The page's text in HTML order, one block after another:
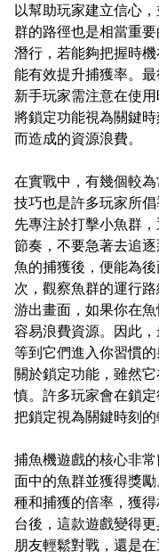
以幫助玩家建立信心
群的路徑也是相當重
潛行，若能夠把握時
能有效提升捕獲率。
新手玩家需注意在使
將鎖定功能視為關鍵
而造成的資源浪費。
在實戰中，有幾個較
技巧也是許多玩家所
先專注於打擊小魚群
節奏，不要急著去追
魚的捕獲後，便能為
次，觀察魚群的運行
游出畫面，如果你在
容易浪費資源。因此
等到它們進入你習慣
關於鎖定功能，雖然
慎。許多玩家會在鎖
把鎖定視為關鍵時刻的
捕魚機遊戲的核心非
面中的魚群並獲得獎
種和捕獲的倍率，獲
台後，這款遊戲變得
朋友輕鬆對戰，還是